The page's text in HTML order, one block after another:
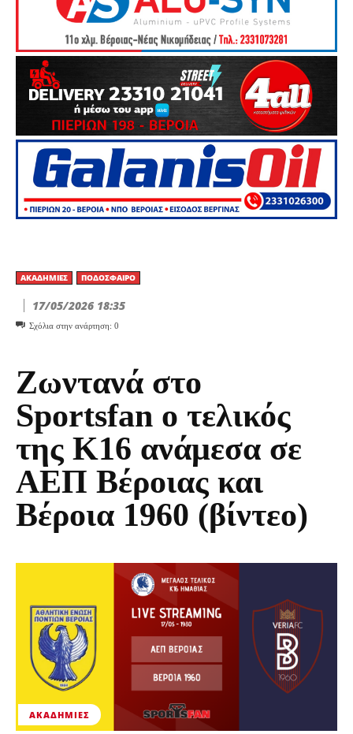
ΑΚΑΔΗΜΊΕΣ ΠΟΔΌΣΦΑΙΡΟ
17/05/2026 18:35
Σχόλια στην ανάρτηση: 0
Ζωντανά στο
Sportsfan ο τελικός
της Κ16 ανάμεσα σε
ΑΕΠ Βέροιας και
Βέροια 1960 (βίντεο)
ΑΚΑΔΗΜΊΕΣ